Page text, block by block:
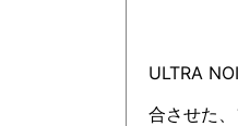
ULTRA
合させた